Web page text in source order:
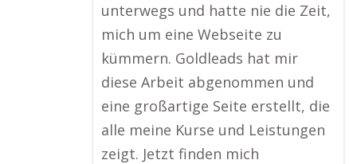
unterwegs und hatte nie die Zeit,
mich um eine Webseite zu
kümmern. Goldleads hat mir
diese Arbeit abgenommen und
eine großartige Seite erstellt, die
alle meine Kurse und Leistungen
zeigt. Jetzt finden mich